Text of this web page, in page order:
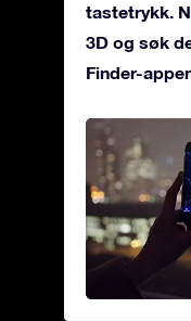
tastetrykk.
3D og søk
Finder-